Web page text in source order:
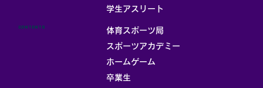
学生アスリート
体育スポーツ局
スポーツアカデミー
ホームゲーム
卒業生
CONTENTS